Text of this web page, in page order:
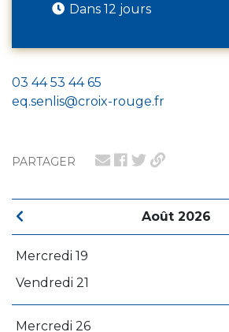
PARTAGER
Août 2026
Mercredi 19
Vendredi 21
Mercredi 26
Dans 12 jours
03 44 53 44 65
eq.senlis@croix-rouge.fr